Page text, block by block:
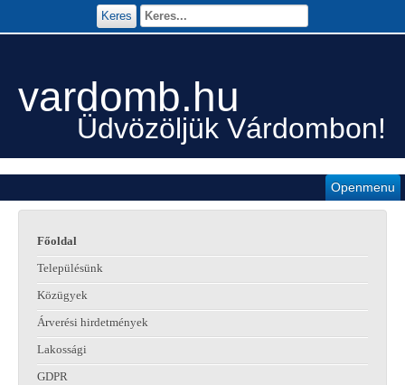
vardomb.hu
Üdvözöljük Várdombon!
Openmenu
Keres
Főoldal
Településünk
Közügyek
Árverési hirdetmények
Lakossági
GDPR